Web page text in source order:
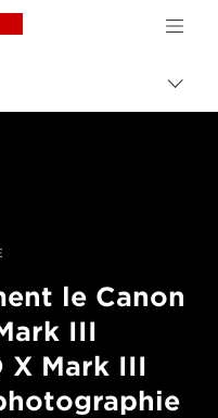
Canon Logo, back to
entre
le Canon
III
X Mark III